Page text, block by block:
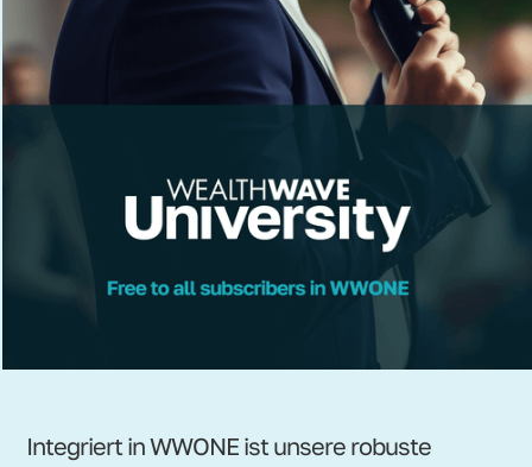
Integriert in WWONE ist unsere robuste